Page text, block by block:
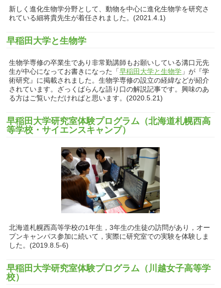
新しく進化生物学分野として、動物を中心に進化生物学を研究さ
れている細将貴先生が着任されました。(2021.4.1)
早稲田大学と生物学
生物学専修の卒業生であり非常勤講師もお願いしている溝口元先
生が中心になってお書きになった「早稲田大学と生物学 」が『学
術研究』に掲載されました。生物学専修の設立の経緯などが紹介
されています。ざっくばらんな語り口の解説記事です。興味のあ
る方はご覧いただければと思います。(2020.5.21)
早稲田大学研究室体験プログラム（北海道札幌西高
等学校・サイエンスキャンプ）
北海道札幌西高等学校の1年生，3年生の生徒の訪問があり，オー
プンキャンパス参加に続いて，実際に研究室での実験を体験しま
した。(2019.8.5-6)
早稲田大学研究室体験プログラム（川越女子高等学
校）